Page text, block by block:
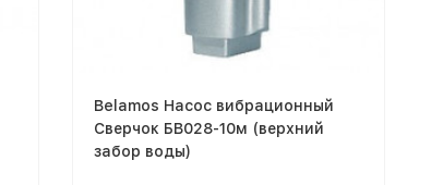
Belamos Насос вибрационный
Сверчок БВ028-10м (верхний
забор воды)